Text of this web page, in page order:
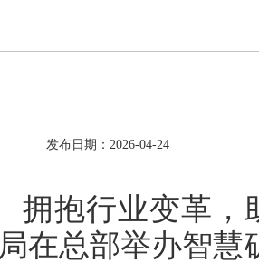
发布日期：2026-04-24
拥抱行业变革，
局在总部举办智慧